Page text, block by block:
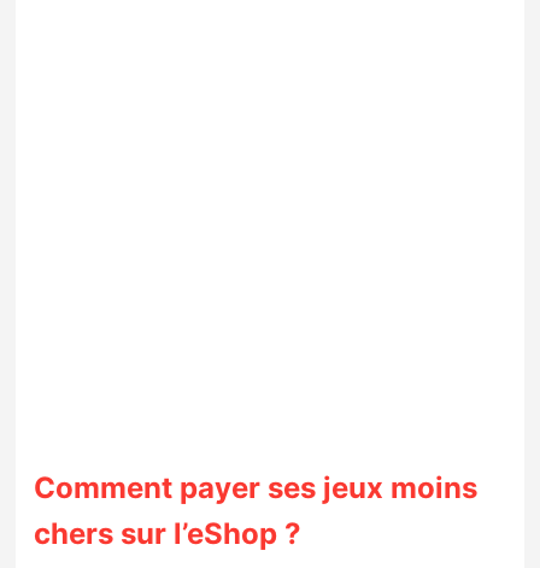
Comment payer ses jeux moins
chers sur l’eShop ?